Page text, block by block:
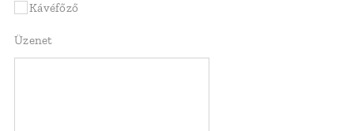
Kávéfőző
Üzenet